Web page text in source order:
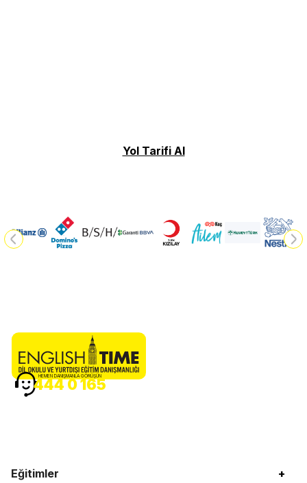
Yol Tarifi Al
Eğitimler +
HEMEN DANIŞMANLA GÖRÜŞÜN
444 0 165